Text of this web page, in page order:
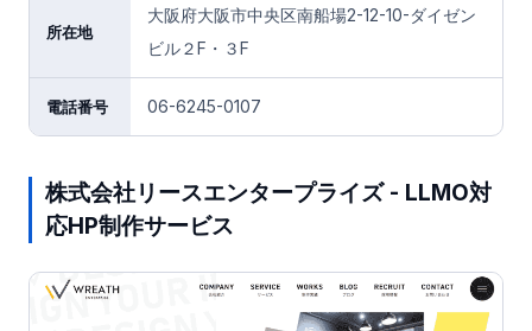
所在地
大阪府大阪市中央区南船場2-12-10-ダイゼン
ビル２F・３F
電話番号 06-6245-0107
株式会社リースエンタープライズ - LLMO対
応HP制作サービス